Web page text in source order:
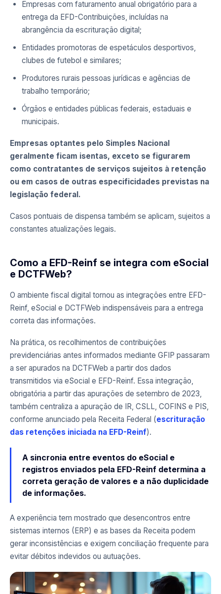
Empresas com faturamento anual obrigatório para a
entrega da EFD-Contribuições, incluídas na
abrangência da escrituração digital;
Entidades promotoras de espetáculos desportivos,
clubes de futebol e similares;
Produtores rurais pessoas jurídicas e agências de
trabalho temporário;
Órgãos e entidades públicas federais, estaduais e
municipais.
Empresas optantes pelo Simples Nacional
geralmente ficam isentas, exceto se figurarem
como contratantes de serviços sujeitos à retenção
ou em casos de outras especificidades previstas na
legislação federal.
Casos pontuais de dispensa também se aplicam, sujeitos a
constantes atualizações legais.
Como a EFD-Reinf se integra com eSocial
e DCTFWeb?
O ambiente fiscal digital tornou as integrações entre EFD-
Reinf, eSocial e DCTFWeb indispensáveis para a entrega
correta das informações.
Na prática, os recolhimentos de contribuições
previdenciárias antes informados mediante GFIP passaram
a ser apurados na DCTFWeb a partir dos dados
transmitidos via eSocial e EFD-Reinf. Essa integração,
obrigatória a partir das apurações de setembro de 2023,
também centraliza a apuração de IR, CSLL, COFINS e PIS,
conforme anunciado pela Receita Federal (escrituração
das retenções iniciada na EFD-Reinf).
A sincronia entre eventos do eSocial e
registros enviados pela EFD-Reinf determina a
correta geração de valores e a não duplicidade
de informações.
A experiência tem mostrado que desencontros entre
sistemas internos (ERP) e as bases da Receita podem
gerar inconsistências e exigem conciliação frequente para
evitar débitos indevidos ou autuações.